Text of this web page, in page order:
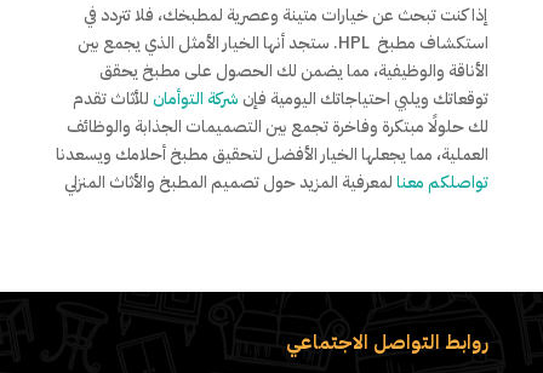
إذا كنت تبحث عن خيارات متينة وعصرية لمطبخك، فلا تتردد في
استكشاف مطبخ HPL. ستجد أنها الخيار الأمثل الذي يجمع بين
الأناقة والوظيفية، مما يضمن لك الحصول على مطبخ يحقق
توقعاتك ويلبي احتياجاتك اليومية فإن شركة التوأمانللأثاث تقدم
لك حلولًا مبتكرة وفاخرة تجمع بين التصميمات الجذابة والوظائف
العملية، مما يجعلها الخيار الأفضل لتحقيق مطبخ أحلامك ويسعدنا
تواصلكم معنالمعرفية المزيد حول تصميم المطبخ والأثاث المنزلي
روابط التواصل الاجتماعي